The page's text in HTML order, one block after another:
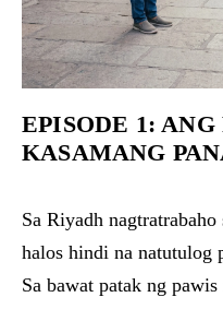
EPISODE 1:
KASAMANG
Sa Riyadh nagtratrabaho
halos hindi na natutulog
Sa bawat patak ng